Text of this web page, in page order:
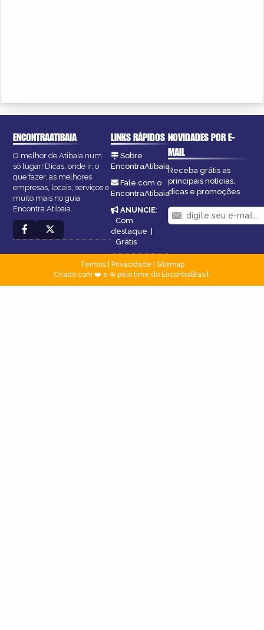
ENCONTRAATIBAIA
O melhor de Atibaia num
só lugar! Dicas, onde ir, o
que fazer, as melhores
empresas, locais, serviços e
muito mais no guia
Encontra Atibaia.
LINKS RÁPIDOS
Sobre
EncontraAtibaia
Fale com o
EncontraAtibaia
ANUNCIE:
Com
destaque |
Grátis
NOVIDADES POR E-
MAIL
Receba grátis as
principais notícias,
dicas e promoções
Termos| Privacidade
Sitemap
Criado com ❤️ e ☕ pelo time do EncontraBrasil